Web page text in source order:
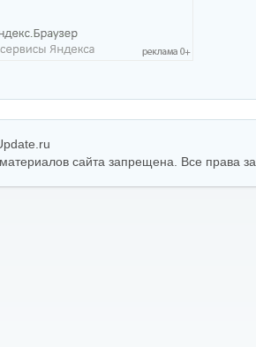
сайта запрещена. Все права